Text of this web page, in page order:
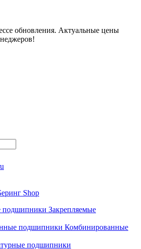
обновления. Актуальные цены
Закрепляемые
Комбинированные